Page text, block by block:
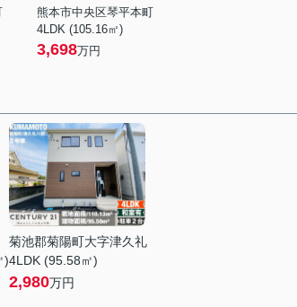
熊本市中央区琴平本町
4LDK (105.16㎡)
3,698万円
)
菊池郡菊陽町大字津久礼
4LDK (95.58㎡)
2,980万円